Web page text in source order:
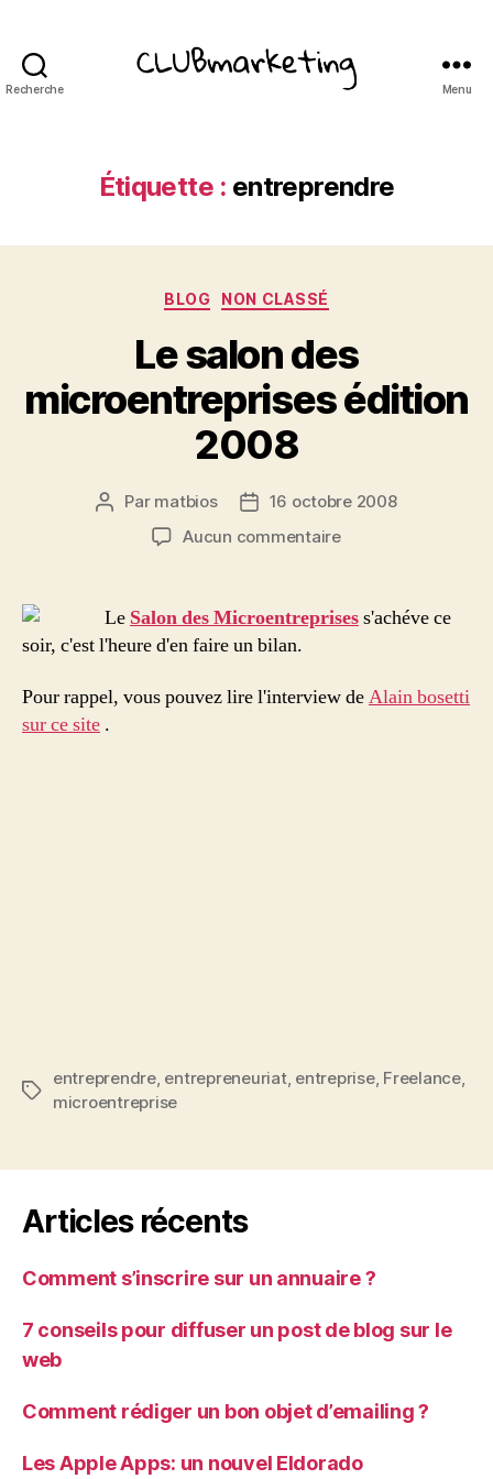
Recherche Menu
Étiquette : entreprendre
Catégories
BLOG NON CLASSÉ
Le salon des
microentreprises édition
2008
Auteur
l’article
Par matbios
Date16 octobre 2008
Aucun commentairesur
microentreprises
Le Salon des Microentreprisess'achéve ce
soir, c'est l'heure d'en faire un bilan.
Pour rappel, vous pouvez lire l'interview deAlain bosetti
sur ce site .
Étiquettes
entreprendre, entrepreneuriat, entreprise, Freelance,
microentreprise
Articles récents
Comment s’inscrire sur un annuaire ?
7 conseils pour diffuser un post de blog sur le
web
Comment rédiger un bon objet d’emailing ?
Les Apple Apps: un nouvel Eldorado